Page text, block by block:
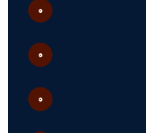
۰
۰
۰